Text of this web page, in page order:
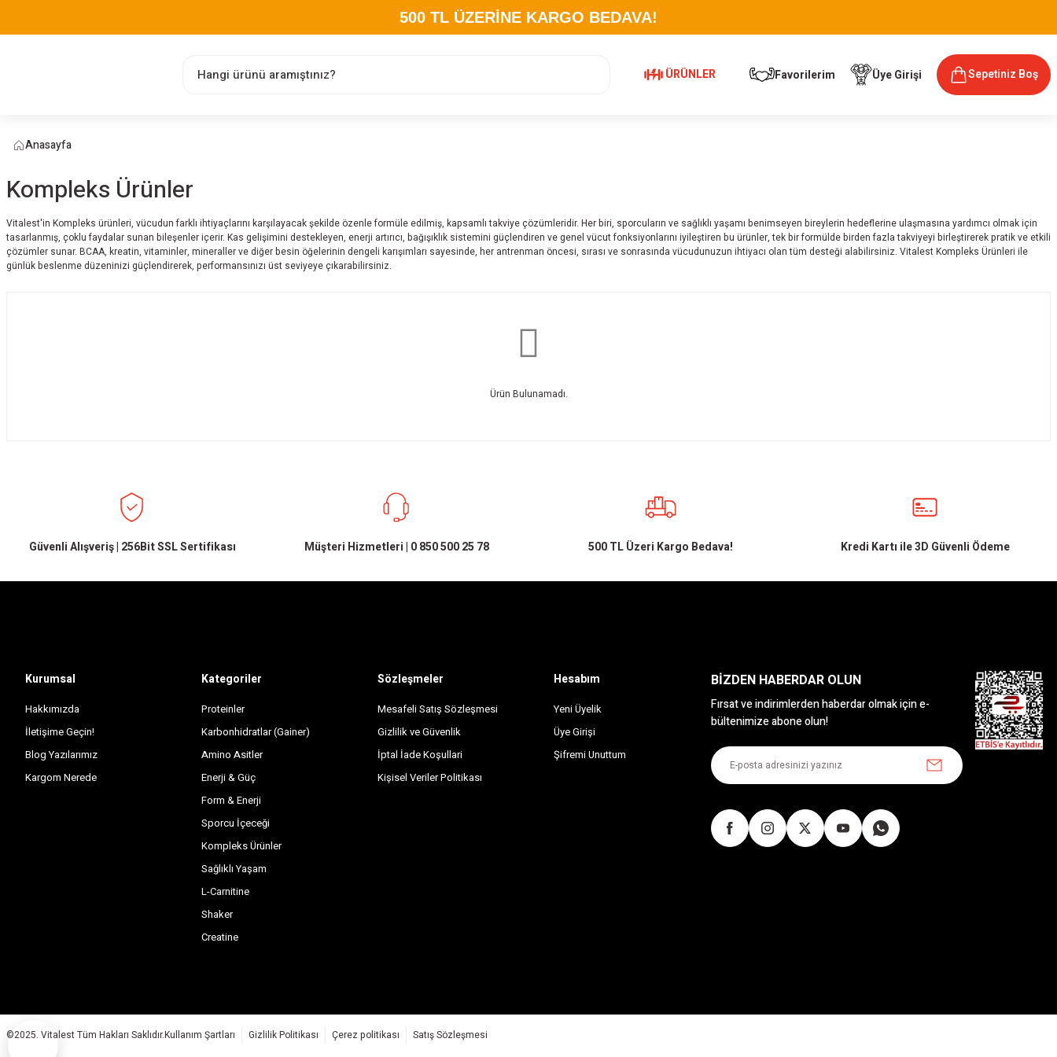
500 TL ÜZERİNE KARGO BEDAVA!
ÜRÜNLER Favorilerim Üye Girişi Sepetiniz Boş
Anasayfa
Kompleks Ürünler
Vitalest'in Kompleks ürünleri, vücudun farklı ihtiyaçlarını karşılayacak şekilde özenle formüle edilmiş, kapsamlı takviye çözümleridir. Her biri, sporcuların ve sağlıklı yaşamı benimseyen bireylerin hedeflerine ulaşmasına yardımcı olmak için
tasarlanmış, çoklu faydalar sunan bileşenler içerir. Kas gelişimini destekleyen, enerji artırıcı, bağışıklık sistemini güçlendiren ve genel vücut fonksiyonlarını iyileştiren bu ürünler, tek bir formülde birden fazla takviyeyi birleştirerek pratik ve etkili
çözümler sunar. BCAA, kreatin, vitaminler, mineraller ve diğer besin öğelerinin dengeli karışımları sayesinde, her antrenman öncesi, sırası ve sonrasında vücudunuzun ihtiyacı olan tüm desteği alabilirsiniz. Vitalest Kompleks Ürünleri ile
günlük beslenme düzeninizi güçlendirerek, performansınızı üst seviyeye çıkarabilirsiniz.
Ürün Bulunamadı.
Güvenli Alışveriş | 256Bit SSL Sertifikası Müşteri Hizmetleri | 0 850 500 25 78 500 TL Üzeri Kargo Bedava! Kredi Kartı ile 3D Güvenli Ödeme
Kurumsal
Hakkımızda
İletişime Geçin!
Blog Yazılarımız
Kargom Nerede
Kategoriler
Proteinler
Karbonhidratlar (Gainer)
Amino Asitler
Enerji & Güç
Form & Enerji
Sporcu İçeceği
Kompleks Ürünler
Sağlıklı Yaşam
L-Carnitine
Shaker
Creatine
Sözleşmeler
Mesafeli Satış Sözleşmesi
Gizlilik ve Güvenlik
İptal İade Koşullari
Kişisel Veriler Politikası
Hesabım
Yeni Üyelik
Üye Girişi
Şifremi Unuttum
BİZDEN HABERDAR OLUN
Fırsat ve indirimlerden haberdar olmak için e-
bültenimize abone olun!
©2025. Vitalest Tüm Hakları Saklıdır.Kullanım Şartları Gizlilik Politikası Çerez politikası Satış Sözleşmesi